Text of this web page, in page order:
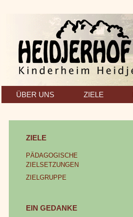
ÜBER UNS ZIELE
ZIELE
PÄDAGOGISCHE
ZIELSETZUNGEN
ZIELGRUPPE
EIN GEDANKE